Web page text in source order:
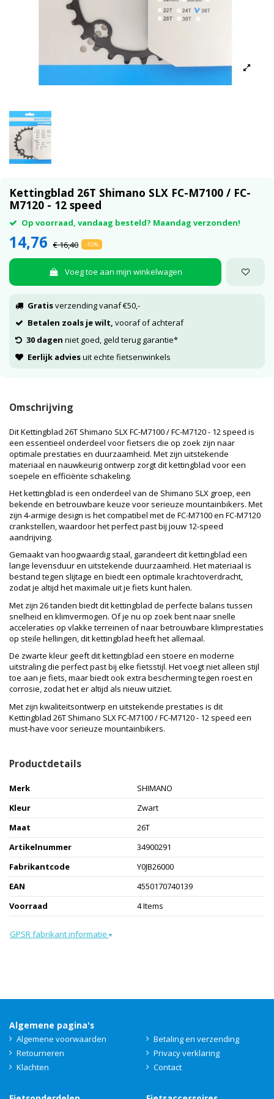
Kettingblad 26T Shimano SLX FC-M7100 / FC-
M7120 - 12 speed
Op voorraad, vandaag besteld? Maandag verzonden!
14,76 € 16,40 -10%
Voeg toe aan mijn winkelwagen
Gratisverzending vanaf €50,-
Betalen zoals je wilt, vooraf of achteraf
30 dagen niet goed, geld terug garantie*
Eerlijk adviesuit echte fietsenwinkels
Omschrijving
Dit Kettingblad 26T Shimano SLX FC-M7100 / FC-M7120 - 12 speed is
een essentieel onderdeel voor fietsers die op zoek zijn naar
optimale prestaties en duurzaamheid. Met zijn uitstekende
materiaal en nauwkeurig ontwerp zorgt dit kettingblad voor een
soepele en efficiënte schakeling.
Het kettingblad is een onderdeel van de Shimano SLX groep, een
bekende en betrouwbare keuze voor serieuze mountainbikers. Met
zijn 4-armige design is het compatibel met de FC-M7100 en FC-M7120
crankstellen, waardoor het perfect past bij jouw 12-speed
aandrijving.
Gemaakt van hoogwaardig staal, garandeert dit kettingblad een
lange levensduur en uitstekende duurzaamheid. Het materiaal is
bestand tegen slijtage en biedt een optimale krachtoverdracht,
zodat je altijd het maximale uit je fiets kunt halen.
Met zijn 26 tanden biedt dit kettingblad de perfecte balans tussen
snelheid en klimvermogen. Of je nu op zoek bent naar snelle
acceleraties op vlakke terreinen of naar betrouwbare klimprestaties
op steile hellingen, dit kettingblad heeft het allemaal.
De zwarte kleur geeft dit kettingblad een stoere en moderne
uitstraling die perfect past bij elke fietsstijl. Het voegt niet alleen stijl
toe aan je fiets, maar biedt ook extra bescherming tegen roest en
corrosie, zodat het er altijd als nieuw uitziet.
Met zijn kwaliteitsontwerp en uitstekende prestaties is dit
Kettingblad 26T Shimano SLX FC-M7100 / FC-M7120 - 12 speed een
must-have voor serieuze mountainbikers.
Productdetails
Merk
SHIMANO
Kleur
Zwart
Maat
26T
Artikelnummer
34900291
Fabrikantcode
Y0JB26000
EAN
4550170740139
Voorraad
4 Items
GPSR fabrikant informatie ▾
Algemene pagina's
Algemene voorwaarden
Betaling en verzending
Retourneren
Privacy verklaring
Klachten
Contact